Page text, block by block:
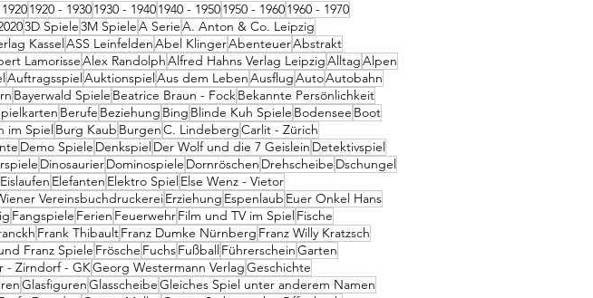
1920 - 19301930 - 19401940 - 19501950 - 19601960 - 1970
3D Spiele3M SpieleA SerieA. Anton & Co. Leipzig
KasselASS LeinfeldenAbel KlingerAbenteuerAbstrakt
LamorisseAlex RandolphAlfred Hahns Verlag LeipzigAlltagAlpen
AuftragsspielAuktionspielAus dem LebenAusflugAutoAutobahn
Bayerwald Spiele Beatrice Braun - FockBekannte Persönlichkeit
Berufe Beziehung Bing Blinde Kuh Spiele Bodensee Boot
im SpielBurg Kaub BurgenC. LindebergCarlit - Zürich
Demo Spiele DenkspielDer Wolf und die 7 Geislein Detektivspiel
DinosaurierDominospiele Dornröschen Drehscheibe Dschungel
Eislaufen Elefanten Elektro SpielElse Wenz - Vietor
VereinsbuchdruckereiErziehung Espenlaub Euer Onkel Hans
Fangspiele Ferien FeuerwehrFilm und TV im SpielFische
Frank ThibaultFranz Dumke Nürnberg Franz Willy Kratzsch
Franz Spiele Frösche FuchsFußballFührerscheinGarten
- Zirndorf - GKGeorg Westermann VerlagGeschichte
GlasfigurenGlasscheibeGleiches Spiel unter anderem Namen